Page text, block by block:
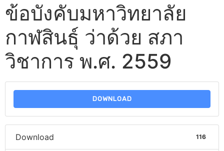
ข้อบังคับมหาวิทยาลัย
กาฬสินธุ์ ว่าด้วย สภา
วิชาการ พ.ศ. 2559
DOWNLOAD
Download 116